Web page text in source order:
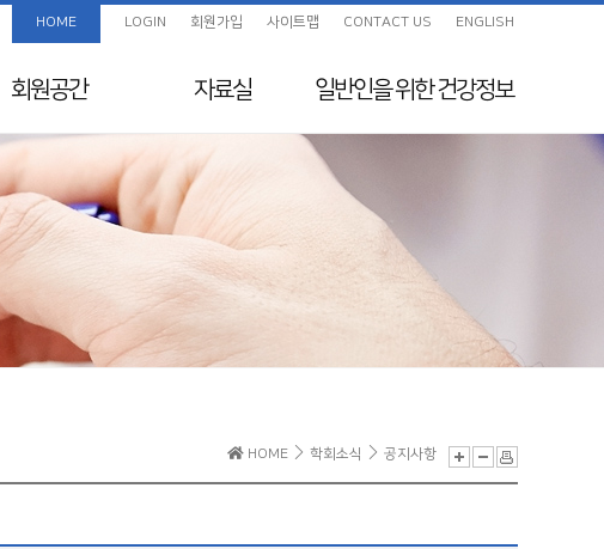
회원공간
사진/화보
회원 검색
해외학회지원
자료실
임상진료지침 정보센
교육자료
전임의 교육목표
보험정보 및 Q&A
지도전문의
전공의를 위한 E-
일반인을 위한건강정보
일반인을 위한 건강정보
HOME LOGIN 회원가입 사이트맵 CONTACT US ENGLISH
HOME 학회소식 공지사항